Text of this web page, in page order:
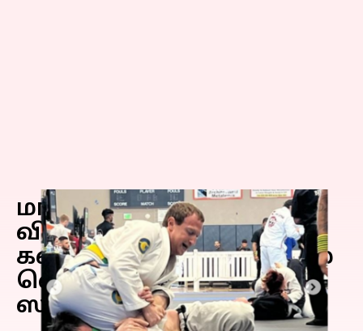
மார்ஷியல் ஆர்ட்ஸ்
விளையாட்டு போட்டியில்
கலந்து கொண்டு பதக்கம்
வென்றிருக்கிறார் மார்க்
ஸூக்கர்பெர்க்!